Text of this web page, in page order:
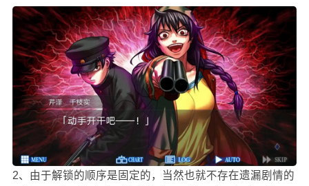
2、由于解锁的顺序是固定的，当然也就不存在遗漏剧情的